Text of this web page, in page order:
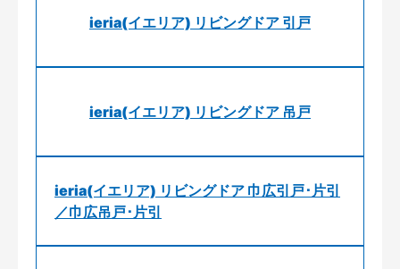
ieria(イエリア) リビングドア 引戸
ieria(イエリア) リビングドア 吊戸
ieria(イエリア) リビングドア 巾広引戸･片引
／巾広吊戸･片引